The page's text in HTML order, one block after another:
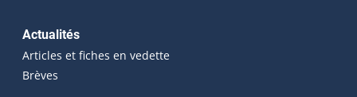
Actualités
Articles et fiches en vedette
Brèves